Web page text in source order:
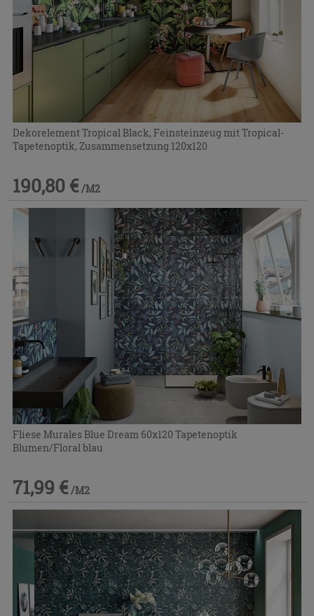
Dekorelement Tropical Black, Feinsteinzeug mit Tropical-
Tapetenoptik, Zusammensetzung 120x120
190,80 € /M2
Fliese Murales Blue Dream 60x120 Tapetenoptik
Blumen/Floral blau
71,99 € /M2